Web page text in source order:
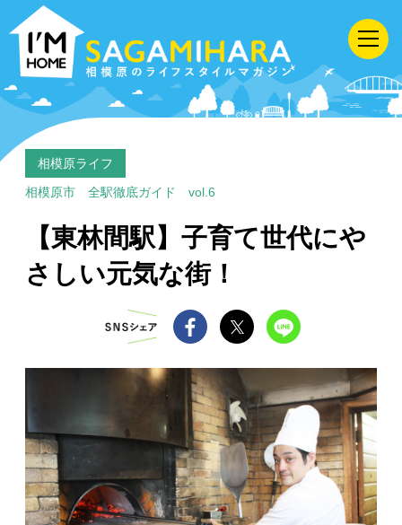
I'M
HOME
SAGAMIHARA
相
模
原
の
フ
イ
マ
ガ
ジ
ン
相模原ライフ
相模原市 全駅徹底ガイド vol.6
【東林間駅】子育て世代にや
さしい元気な街！